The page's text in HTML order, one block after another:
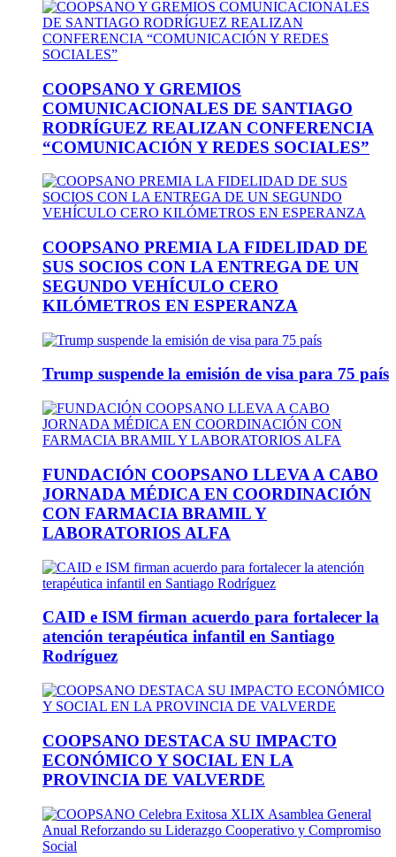
COOPSANO Y GREMIOS
COMUNICACIONALES DE SANTIAGO
RODRÍGUEZ REALIZAN CONFERENCIA
“COMUNICACIÓN Y REDES SOCIALES”
COOPSANO PREMIA LA FIDELIDAD DE
SUS SOCIOS CON LA ENTREGA DE UN
SEGUNDO VEHÍCULO CERO
KILÓMETROS EN ESPERANZA
Trump suspende la emisión de visa para 75 país
FUNDACIÓN COOPSANO LLEVA A CABO
JORNADA MÉDICA EN COORDINACIÓN
CON FARMACIA BRAMIL Y
LABORATORIOS ALFA
CAID e ISM firman acuerdo para fortalecer la
atención terapéutica infantil en Santiago
Rodríguez
COOPSANO DESTACA SU IMPACTO
ECONÓMICO Y SOCIAL EN LA
PROVINCIA DE VALVERDE